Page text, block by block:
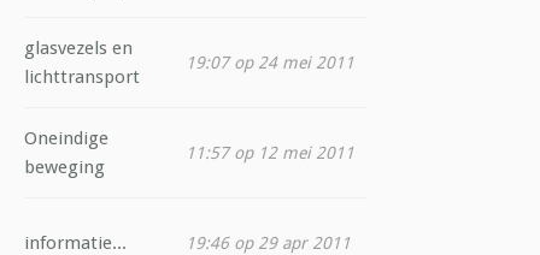
glasvezels en
lichttransport
19:07 op 24 mei 2011
Oneindige
beweging
11:57 op 12 mei 2011
informatie... 19:46 op 29 apr 2011